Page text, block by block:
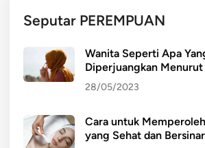
u
r
a
r
a
Seputar PEREMPUAN
Wanita Seperti Apa
Diperjuangkan Menurut
28/05/2023
Cara untuk
yang Sehat dan Bersinar